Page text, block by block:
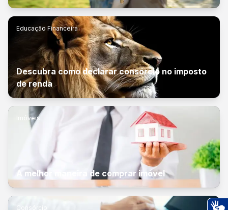
Educação Financeira
Descubra como declarar consórcio no imposto
de renda
Imóveis
A melhor maneira de comprar imóvel
Consórcio